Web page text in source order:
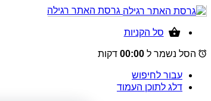
גרסת האתר רגילה
סל הקניות
הסל נשמר ל 00:00 דקות
עבור לחיפוש
דלג לתוכן העמוד